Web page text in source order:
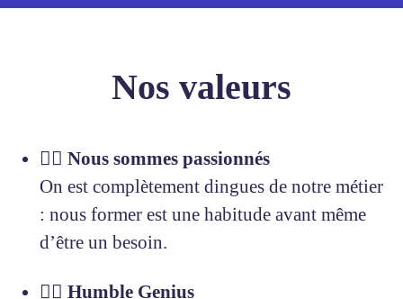
Nos valeurs
❤️‍🔥 Nous sommes passionnés
On est complètement dingues de notre métier
: nous former est une habitude avant même
d’être un besoin.
🧞‍♂️ Humble Genius